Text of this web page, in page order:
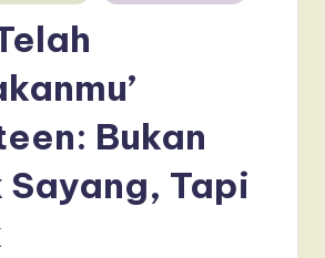
Bukan
Sayang, Tapi